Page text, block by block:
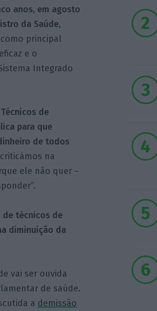
anos, em agosto
da Saúde,
principal
e o
Integrado
de
para que
de todos
na
ele não quer –
de técnicos de
diminuição da
vai ser ouvida
de saúde.
a demissão